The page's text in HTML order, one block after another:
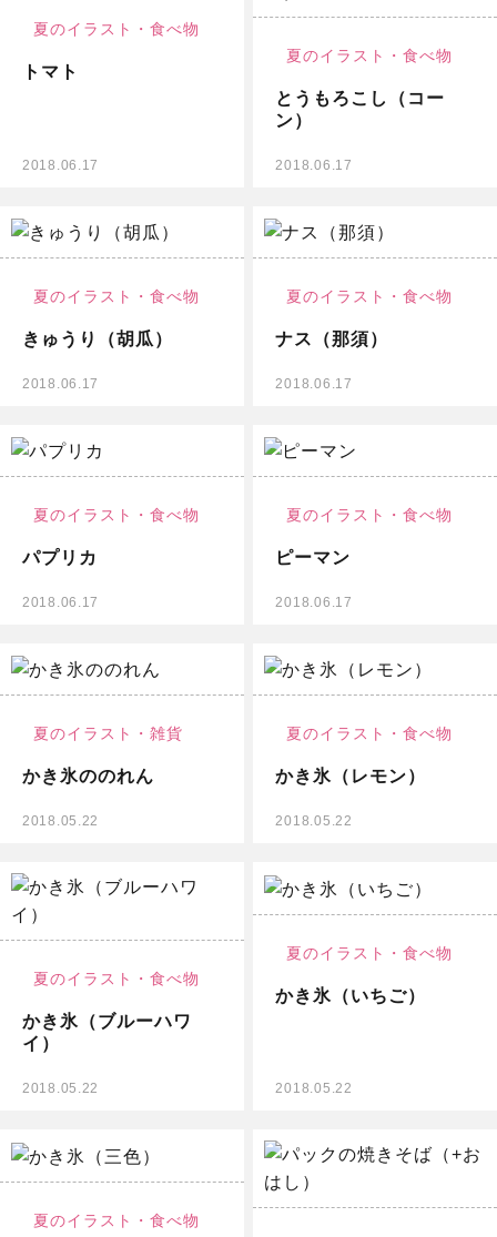
夏のイラスト・ 食べ物
トマト
2018.06.17
夏のイラスト・食べ物
とうもろこし（コー
ン）
2018.06.17
夏のイラスト・ 食べ物
きゅうり（胡瓜）
2018.06.17
夏のイラスト・食べ物
ナス（那須）
2018.06.17
無料イラスト
夏のイラスト・ 食べ物
パプリカ
2018.06.17
夏のイラスト・食べ物
ピーマン
2018.06.17
夏のイラスト・ 雑貨
かき氷ののれん
2018.05.22
夏のイラスト・食べ物
かき氷（レモン）
2018.05.22
無料イラスト
夏のイラスト・ 食べ物
かき氷（ブルーハワ
イ）
2018.05.22
夏のイラスト・食べ物
かき氷（いちご）
2018.05.22
無料イラスト
夏のイラスト・ 食べ物
無料イラスト